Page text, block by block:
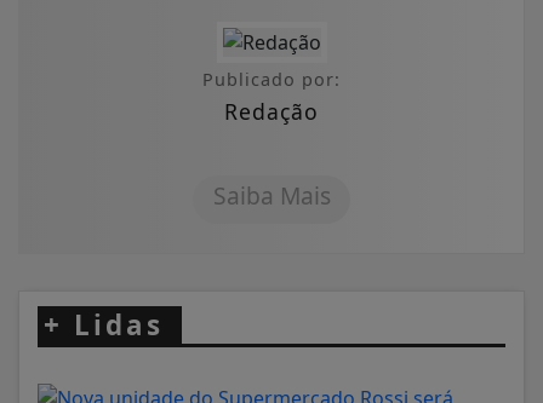
Publicado por:
Redação
Saiba Mais
+ Lidas